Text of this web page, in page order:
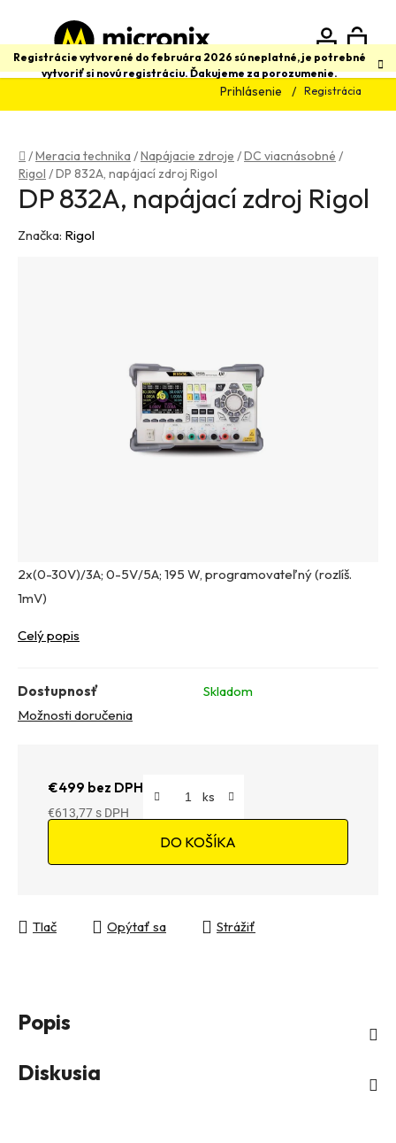
obsah
Registrácie vytvorené do februára 2026 sú neplatné, je potrebné
vytvoriť si novú registráciu. Ďakujeme za porozumenie.
Prihlásenie Registrácia
Hľadať
Domov
/Meracia technika /Napájacie zdroje /DC viacnásobné /
Rigol /DP 832A, napájací zdroj Rigol
2x(0-30V)/3A; 0-5V/5A; 195 W, programovateľný (rozlíš.
1mV)
Celý popis
Dostupnosť
Skladom
Možnosti doručenia
€499 bez DPH
€613,77
DO KOŠÍKA
Tlač Opýtať sa Strážiť
DP 832A, napájací zdroj Rigol
Značka: Rigol
Popis
Diskusia